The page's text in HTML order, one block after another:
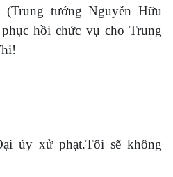
tướng Nguyễn Hữu
hồi chức vụ cho Trung
úy xử phạt.Tôi sẽ không